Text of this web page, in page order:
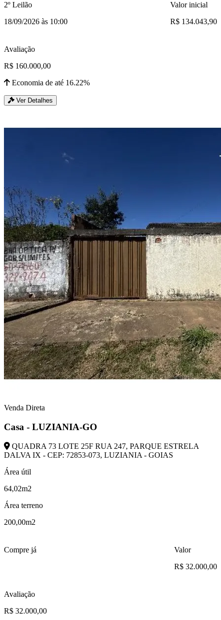
2º Leilão
18/09/2026 às 10:00
Valor inicial
R$ 134.043,90
Avaliação
R$ 160.000,00
Economia de até 16.22%
Ver Detalhes
Venda Direta
Casa - LUZIANIA-GO
QUADRA 73 LOTE 25F RUA 247, PARQUE ESTRELA
DALVA IX - CEP: 72853-073, LUZIANIA - GOIAS
Área útil
64,02m2
Área terreno
200,00m2
Compre já
Valor
R$ 32.000,00
Avaliação
R$ 32.000,00